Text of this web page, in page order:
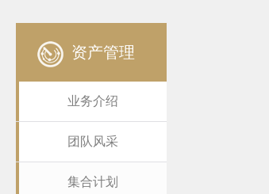
资产管理
业务介绍
团队风采
集合计划